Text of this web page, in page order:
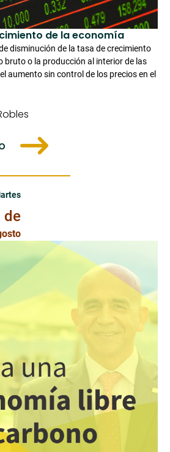
de la economía
disminución de la tasa de crecimiento
bruto o la producción al interior de las
aumento sin control de los precios en el
de 2022
de